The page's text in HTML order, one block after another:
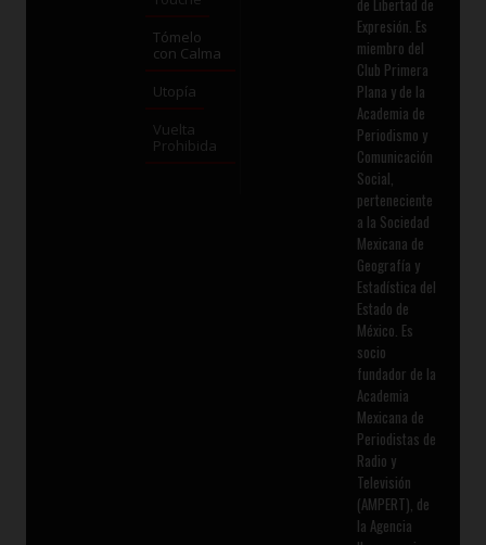
Tómelo
con Calma
Utopía
Vuelta
Prohibida
Expresión. Es
miembro del
Club Primera
Plana y de la
Academia de
Periodismo y
Comunicación
Social,
perteneciente
a la Sociedad
Mexicana de
Geografía y
Estadística del
Estado de
México. Es
socio
fundador de la
Academia
Mexicana de
Periodistas de
Radio y
Televisión
(AMPERT), de
la Agencia